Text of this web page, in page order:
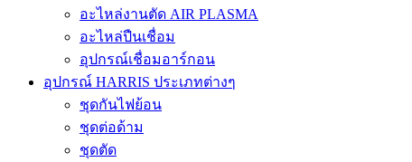
อะไหล่งานตัด AIR PLASMA
อะไหล่ปืนเชื่อม
อุปกรณ์เชื่อมอาร์กอน
อุปกรณ์ HARRIS ประเภทต่างๆ
ชุดกันไฟย้อน
ชุดต่อด้าม
ชุดตัด